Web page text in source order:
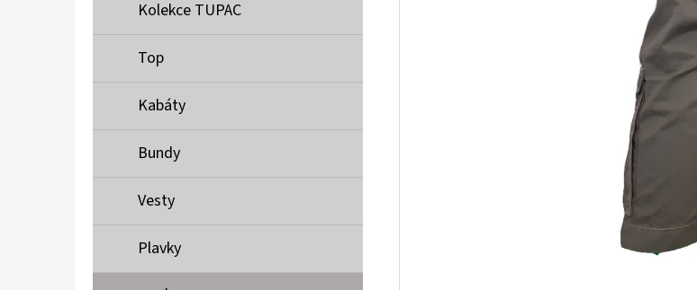
Kolekce TUPAC
Top
Kabáty
Bundy
Vesty
Plavky
MUSTANG PÁSEK